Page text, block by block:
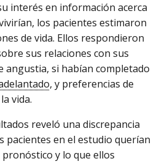
interés en información acerca
los pacientes estimaron
de vida. Ellos respondieron
sus relaciones con sus
angustia, si habían completado
, y preferencias de
vida.
reveló una discrepancia
pacientes en el estudio querían
y lo que ellos